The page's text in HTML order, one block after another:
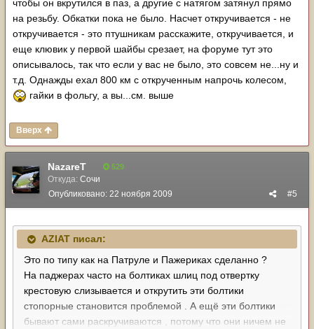
чтобы он вкрутился в паз, а другие с натягом затянул прямо
на резьбу. Обкатки пока не было. Насчет откручивается - не
откручивается - это птушникам расскажите, откручивается, и
еще клювик у первой шайбы срезает, на форуме тут это
описывалось, так что если у вас не было, это совсем не...ну и
т.д. Однажды ехал 800 км с открученным напрочь колесом,
гайки в фольгу, а вы...см. выше
Вверх
NazareT 529
Откуда: Сочи
#5
Опубликовано: 22 ноября 2009
AZIAT писал:
Это по типу как на Патруле и Пажериках сделанно ?
На паджерах часто на болтиках шлиц под отвертку
крестовую слизывается и открутить эти болтики
стопорные становится проблемой . А ещё эти болтики
бывают сами раскручиваются , потому что они ничем не